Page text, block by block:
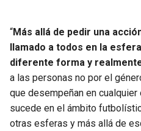
“Más allá de pedir una
llamado a todos en la
diferente forma y
a las personas no por el
que desempeñan en
sucede en el ámbito
otras esferas y más allá de